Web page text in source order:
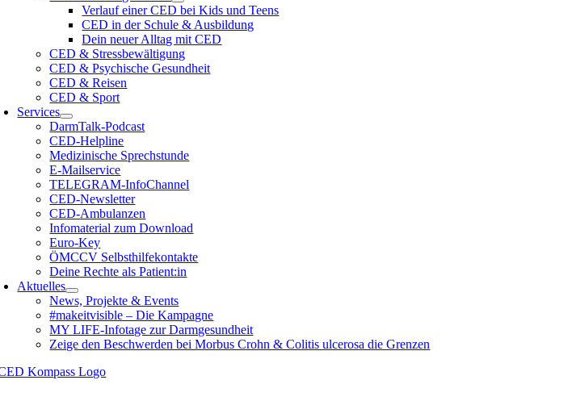
Verlauf einer CED bei Kids und Teens
CED in der Schule & Ausbildung
Dein neuer Alltag mit CED
CED & Stressbewältigung
CED & Psychische Gesundheit
CED & Reisen
CED & Sport
Services
DarmTalk-Podcast
CED-Helpline
Medizinische Sprechstunde
E-Mailservice
TELEGRAM-InfoChannel
CED-Newsletter
CED-Ambulanzen
Infomaterial zum Download
Euro-Key
ÖMCCV Selbsthilfekontakte
Deine Rechte als Patient:in
Aktuelles
News, Projekte & Events
#makeitvisible – Die Kampagne
MY LIFE-Infotage zur Darmgesundheit
Zeige den Beschwerden bei Morbus Crohn & Colitis ulcerosa die Grenzen